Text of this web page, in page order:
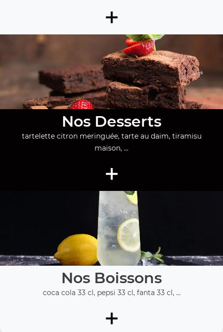
+
Nos Desserts
tartelette citron meringuée, tarte au daim, tiramisu
maison, ...
+
Nos Boissons
coca cola 33 cl, pepsi 33 cl, fanta 33 cl, ...
+